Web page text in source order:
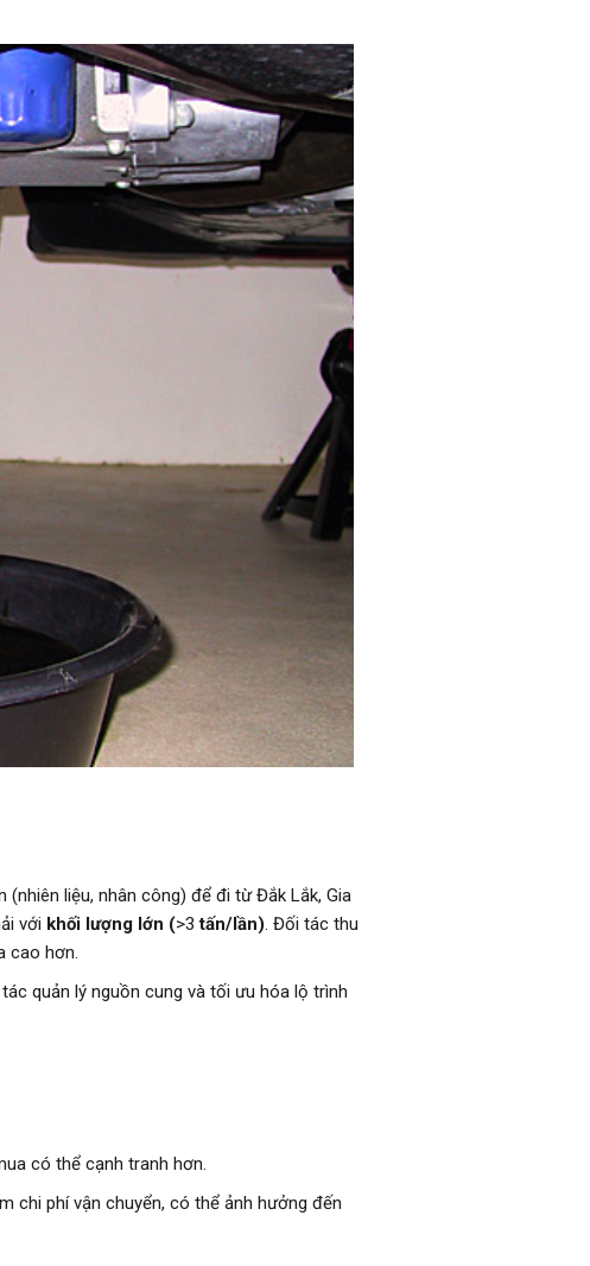
(nhiên liệu, nhân công) để đi từ Đắk Lắk, Gia
với khối lượng lớn (>3 tấn/lần). Đối tác thu
cao hơn.
quản lý nguồn cung và tối ưu hóa lộ trình
có thể cạnh tranh hơn.
chi phí vận chuyển, có thể ảnh hưởng đến